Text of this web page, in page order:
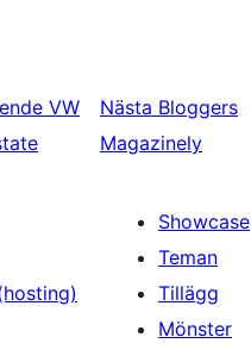
VW
Nästa Bloggers
Magazinely
Showcase
Teman
Tillägg
Mönster